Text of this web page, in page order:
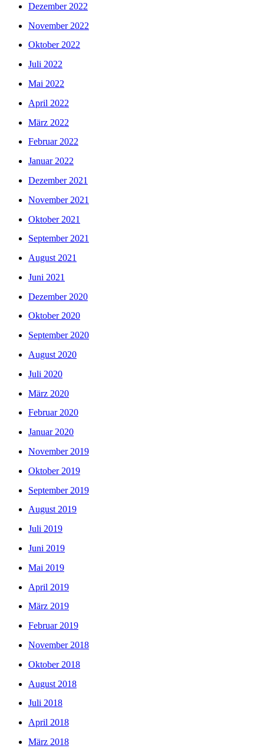
Dezember 2022
November 2022
Oktober 2022
Juli 2022
Mai 2022
April 2022
März 2022
Februar 2022
Januar 2022
Dezember 2021
November 2021
Oktober 2021
September 2021
August 2021
Juni 2021
Dezember 2020
Oktober 2020
September 2020
August 2020
Juli 2020
März 2020
Februar 2020
Januar 2020
November 2019
Oktober 2019
September 2019
August 2019
Juli 2019
Juni 2019
Mai 2019
April 2019
März 2019
Februar 2019
November 2018
Oktober 2018
August 2018
Juli 2018
April 2018
März 2018